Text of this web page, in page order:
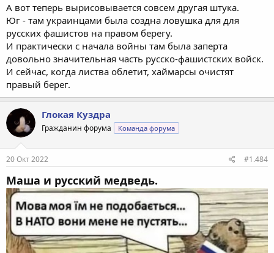
А вот теперь вырисовывается совсем другая штука.
Юг - там украинцами была создна ловушка для для
русских фашистов на правом берегу.
И практически с начала войны там была заперта
довольно значительная часть русско-фашистских войск.
И сейчас, когда листва облетит, хаймарсы очистят
правый берег.
Глокая Куздра
Гражданин форума Команда форума
20 Окт 2022 #1.484
Маша и русский медведь.